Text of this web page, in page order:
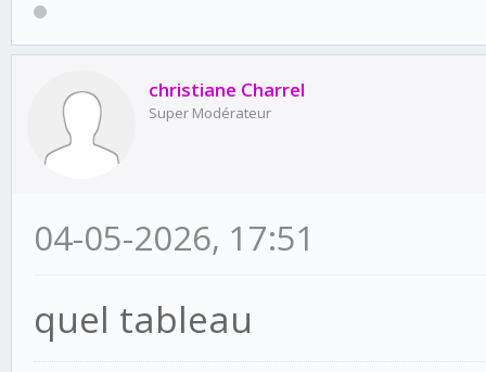
christiane Charrel
Super Modérateur
04-05-2026, 17:51
quel tableau